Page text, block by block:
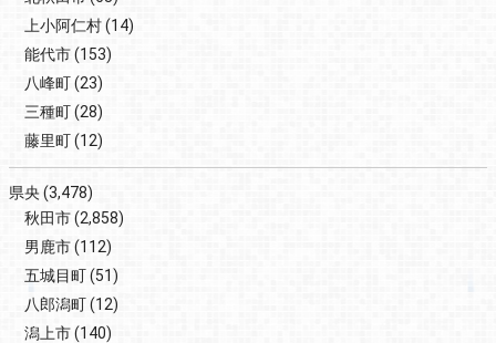
上小阿仁村(14)
能代市(153)
八峰町(23)
三種町(28)
藤里町(12)
県央(3,478)
秋田市(2,858)
男鹿市(112)
五城目町(51)
八郎潟町(12)
潟上市(140)